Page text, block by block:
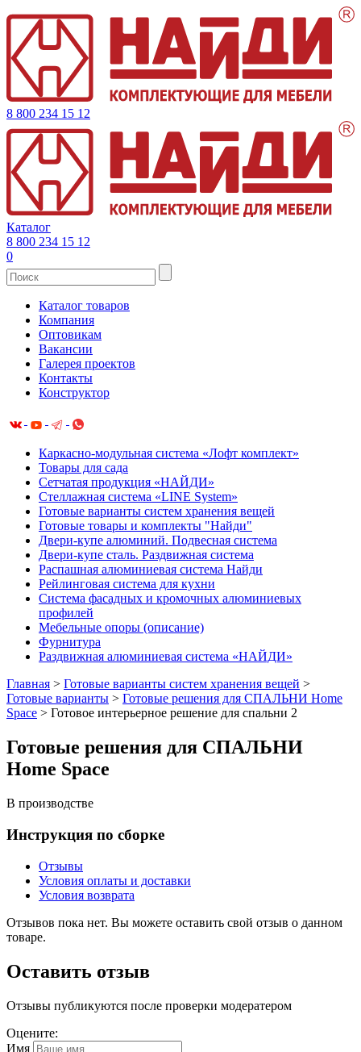
8 800 234 15 12
Каталог
8 800 234 15 12
0
Каталог товаров
Компания
Оптовикам
Вакансии
Галерея проектов
Контакты
Конструктор
Каркасно-модульная система «Лофт комплект»
Товары для сада
Сетчатая продукция «НАЙДИ»
Cтеллажная система «LINE System»
Готовые варианты систем хранения вещей
Готовые товары и комплекты "Найди"
Двери-купе алюминий. Подвесная система
Двери-купе сталь. Раздвижная система
Распашная алюминиевая система Найди
Рейлинговая система для кухни
Система фасадных и кромочных алюминиевых
профилей
Мебельные опоры (описание)
Фурнитура
Раздвижная алюминиевая система «НАЙДИ»
Главная > Готовые варианты систем хранения вещей >
Готовые варианты > Готовые решения для СПАЛЬНИ Home
Space > Готовое интерьерное решение для спальни 2
Готовые решения для СПАЛЬНИ
Home Space
В производстве
Инструкция по сборке
Отзывы
Условия оплаты и доставки
Условия возврата
Отзывов пока нет. Вы можете оставить свой отзыв о данном
товаре.
Оставить отзыв
Отзывы публикуются после проверки модератером
Оцените:
Имя